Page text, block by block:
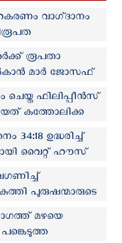
വാഗ്‌ദാനം
രൂപതാ
മാർ ജോസഫ്
ഫിലിപ്പീന്‍സ്
കത്തോലിക്ക
34:18 ഉദ്ധരിച്ച്
വൈറ്റ് ഹൗസ്
പുരുഷന്മാരുടെ
33 ലക്ഷത്തോളം
മഴയെ